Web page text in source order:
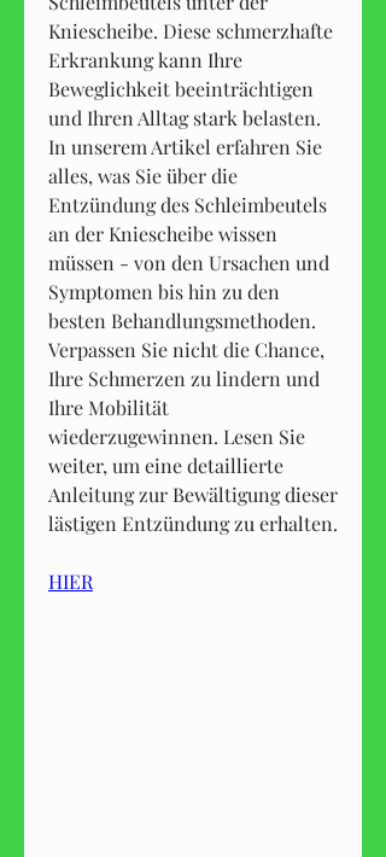
Kniescheibe. Diese schmerzhafte
Erkrankung kann Ihre
Beweglichkeit beeinträchtigen
und Ihren Alltag stark belasten.
In unserem Artikel erfahren Sie
alles, was Sie über die
Entzündung des Schleimbeutels
an der Kniescheibe wissen
müssen - von den Ursachen und
Symptomen bis hin zu den
besten Behandlungsmethoden.
Verpassen Sie nicht die Chance,
Ihre Schmerzen zu lindern und
Ihre Mobilität
wiederzugewinnen. Lesen Sie
weiter, um eine detaillierte
Anleitung zur Bewältigung dieser
lästigen Entzündung zu erhalten.
HIER